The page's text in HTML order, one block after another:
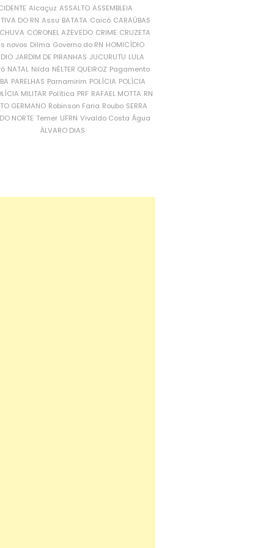
Alcaçuz ASSALTO ASSEMBLEIA
DO RN Assu BATATA Caicó CARAÚBAS
CORONEL AZEVEDO CRIME CRUZETA
novos Dilma Governo do RN HOMICÍDIO
JARDIM DE PIRANHAS JUCURUTU LULA
NATAL Nilda NÉLTER QUEIROZ Pagamento
PARELHAS Parnamirim POLÍCIA POLÍCIA
MILITAR Política PRF RAFAEL MOTTA RN
GERMANO Robinson Faria Roubo SERRA
NORTE Temer UFRN Vivaldo Costa Água
ÁLVARO DIAS